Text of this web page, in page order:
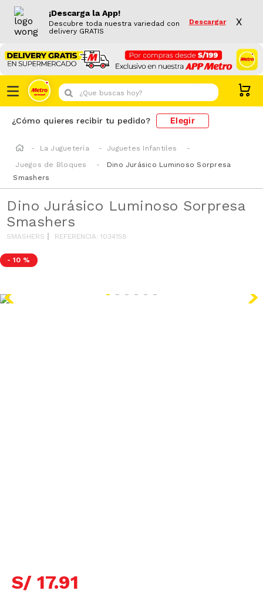
¡Descarga la App!
Descubre toda nuestra variedad con
delivery GRATIS
Descargar X
¿Que buscas hoy?
¿Cómo quieres recibir tu pedido? Elegir
La Juguetería
Juguetes Infantiles
Juegos de Bloques
Dino Jurásico Luminoso Sorpresa
Smashers
Dino Jurásico Luminoso Sorpresa
Smashers
SMASHERS REFERENCIA:1034158
- 10 %
S/ 17.91